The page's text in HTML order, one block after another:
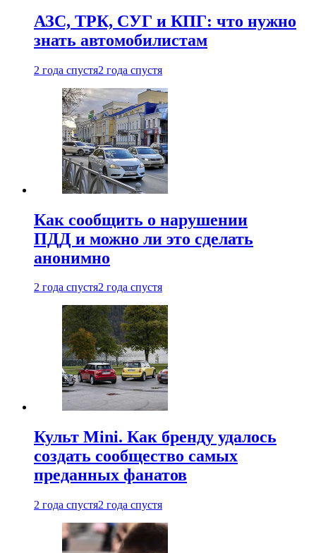
АЗС, ТРК, СУГ и КПГ: что нужно
знать автомобилистам
2 года спустя2 года спустя
Как сообщить о нарушении
ПДД и можно ли это сделать
анонимно
2 года спустя2 года спустя
Культ Mini. Как бренду удалось
создать сообщество самых
преданных фанатов
2 года спустя2 года спустя